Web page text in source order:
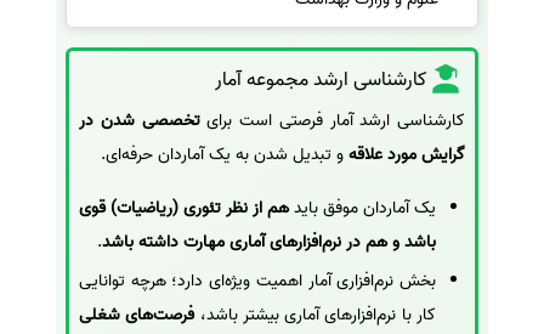
کارشناسی ارشد مجموعه آمار
کارشناسی ارشد آمار فرصتی است برایتخصصی شدن در
گرایش مورد علاقهو تبدیل شدن به یک آماردان حرفه‌ای.
یک آماردان موفق بایدهم از نظر تئوری (ریاضیات) قوی
باشد و هم در نرم‌افزارهای آماری مهارت داشته باشد.
بخش نرم‌افزاری آمار اهمیت ویژه‌ای دارد؛ هرچه توانایی
کار با نرم‌افزارهای آماری بیشتر باشد،فرصت‌های شغلی